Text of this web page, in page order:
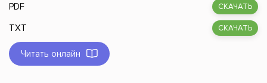
PDF СКАЧАТЬ
TXT СКАЧАТЬ
Читать онлайн